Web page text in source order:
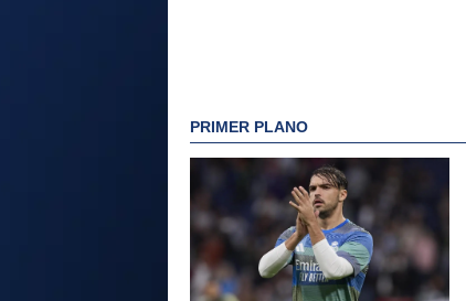
PRIMER PLANO